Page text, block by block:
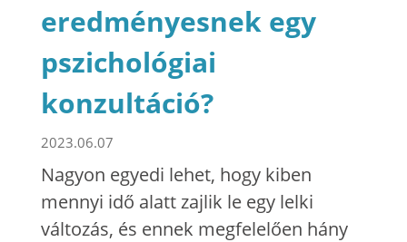
eredményesnek egy
pszichológiai
konzultáció?
2023.06.07
Nagyon egyedi lehet, hogy kiben
mennyi idő alatt zajlik le egy lelki
változás, és ennek megfelelően hány